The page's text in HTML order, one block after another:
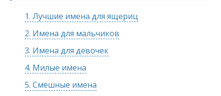
1. Лучшие имена для ящериц
2. Имена для мальчиков
3. Имена для девочек
4. Милые имена
5. Смешные имена